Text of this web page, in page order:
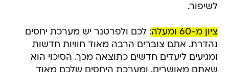
לשיפור.
ציון מ-60 ומעלה
: לכם ולפרטנר יש מערכת יחסים
נהדרת. אתם צוברים הרבה מאוד חוויות חדשות
ומגיעים ליעדים חדשים כתוצאה מכך. הסיכוי הוא